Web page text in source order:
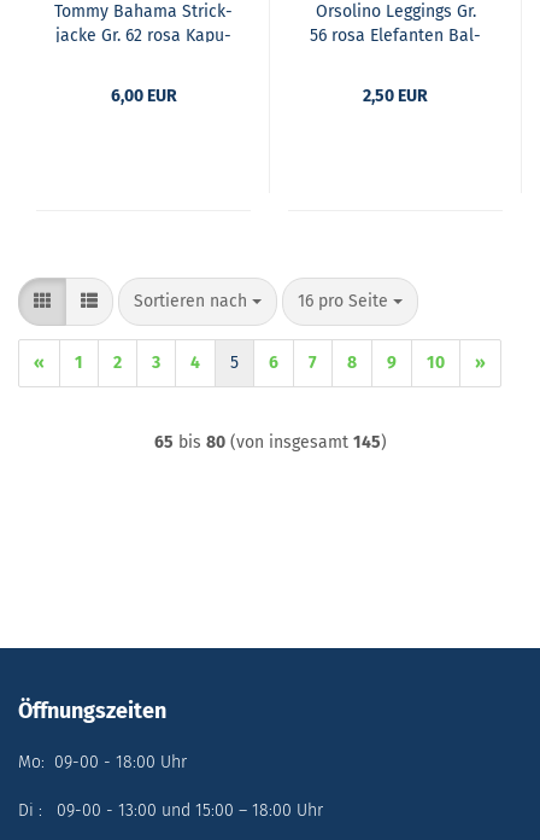
Tommy Ba­ha­ma Strick­
ja­cke Gr. 62 rosa Ka­pu­
6,00 EUR
Or­so­li­no Leg­gings Gr.
56 rosa Ele­fan­ten Bal­
2,50 EUR
Sortieren nach
Sortieren nach 16 pro Seite
pro Seite
« 1 2 3 4 5 6 7 8 9 10 »
65 bis 80(von insgesamt 145)
Öffnungszeiten
Mo: 09-00 - 18:00 Uhr
Di : 09-00 - 13:00 und 15:00 – 18:00 Uhr